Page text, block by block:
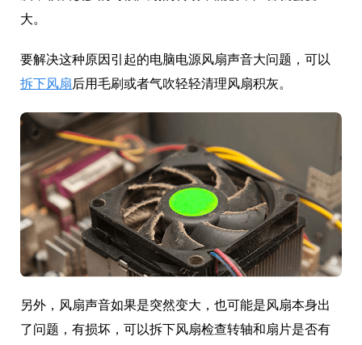
大。
要解决这种原因引起的电脑电源风扇声音大问题，可以
拆下风扇后用毛刷或者气吹轻轻清理风扇积灰。
另外，风扇声音如果是突然变大，也可能是风扇本身出
了问题，有损坏，可以拆下风扇检查转轴和扇片是否有